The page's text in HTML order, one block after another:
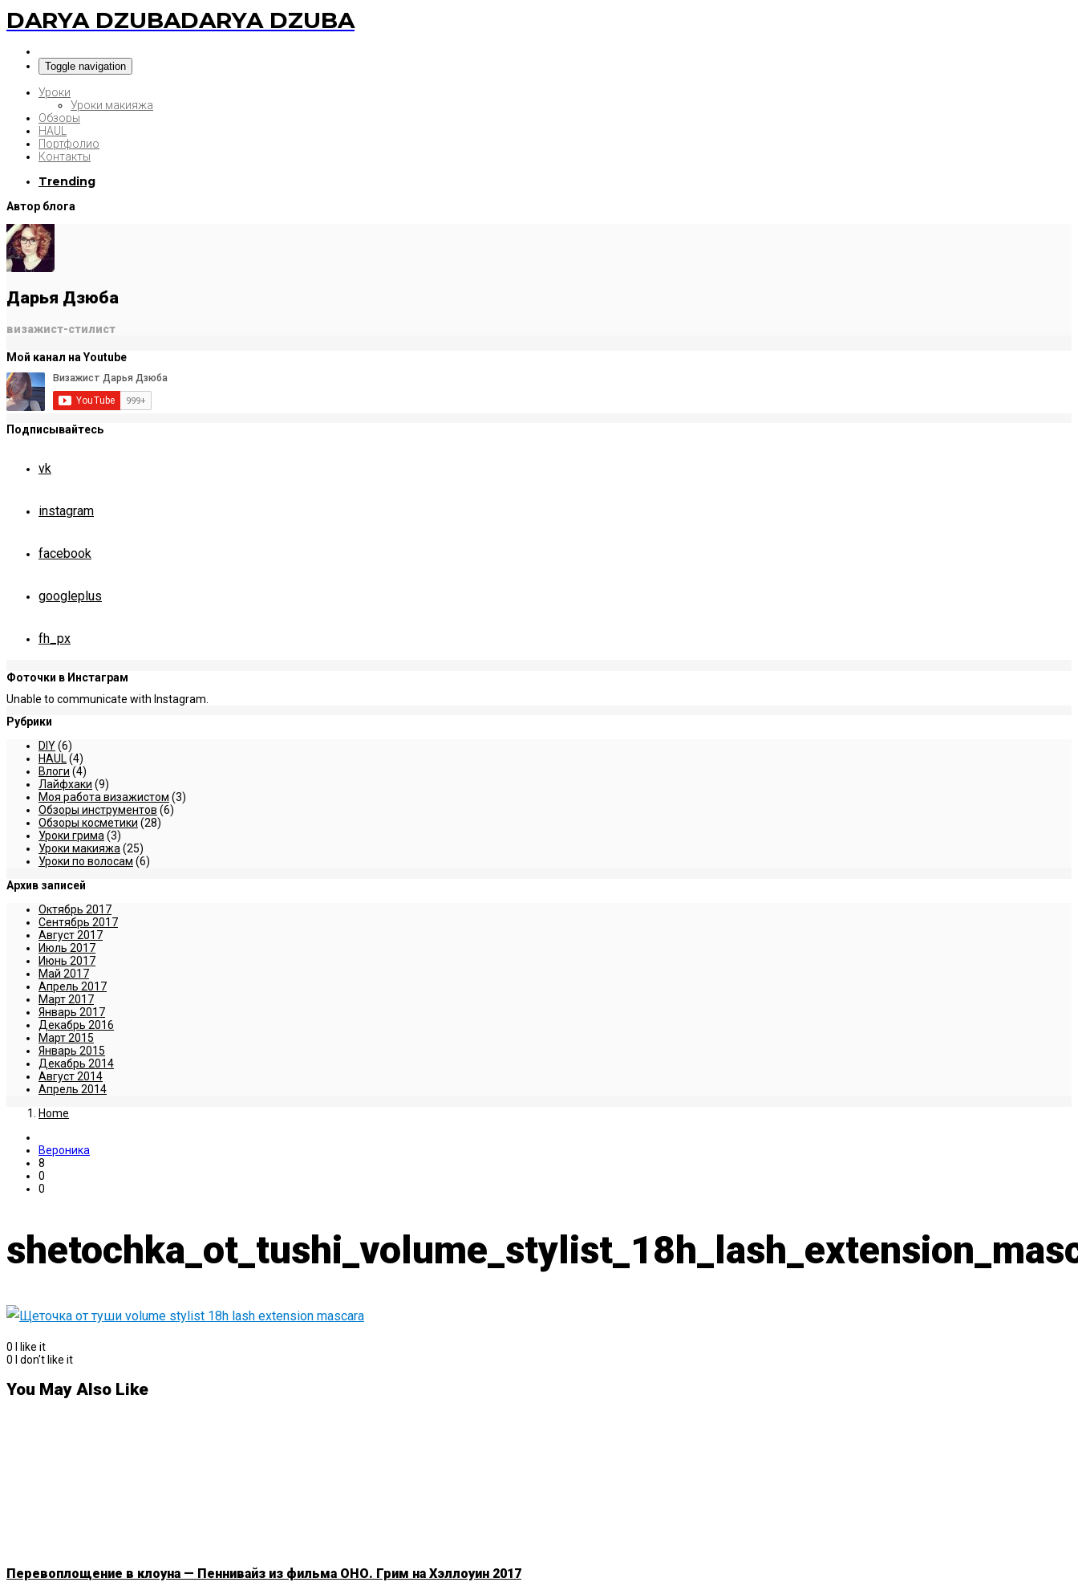
DARYA DZUBADARYA DZUBA
Toggle navigation
Уроки
Уроки макияжа
Обзоры
HAUL
Портфолио
Контакты
Trending
Автор блога
Дарья Дзюба
визажист-стилист
Мой канал на Youtube
Подписывайтесь
vk
instagram
facebook
googleplus
fh_px
Фоточки в Инстаграм
Unable to communicate with Instagram.
Рубрики
DIY(6)
HAUL (4)
Влоги (4)
Лайфхаки (9)
Моя работа визажистом (3)
Обзоры инструментов (6)
Обзоры косметики (28)
Уроки грима (3)
Уроки макияжа (25)
Уроки по волосам (6)
Архив записей
Октябрь 2017
Сентябрь 2017
Август 2017
Июль 2017
Июнь 2017
Май 2017
Апрель 2017
Март 2017
Январь 2017
Декабрь 2016
Март 2015
Январь 2015
Декабрь 2014
Август 2014
Апрель 2014
Home
Вероника
8
0
0
0
I like it
0
I don't like it
You May Also Like
Перевоплощение в клоуна — Пеннивайз из фильма ОНО. Грим на Хэллоуин 2017